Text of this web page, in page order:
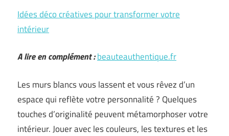
Idées déco créatives pour transformer votre
intérieur
A lire en complément :beauteauthentique.fr
Les murs blancs vous lassent et vous rêvez d’un
espace qui reflète votre personnalité ? Quelques
touches d’originalité peuvent métamorphoser votre
intérieur. Jouer avec les couleurs, les textures et les